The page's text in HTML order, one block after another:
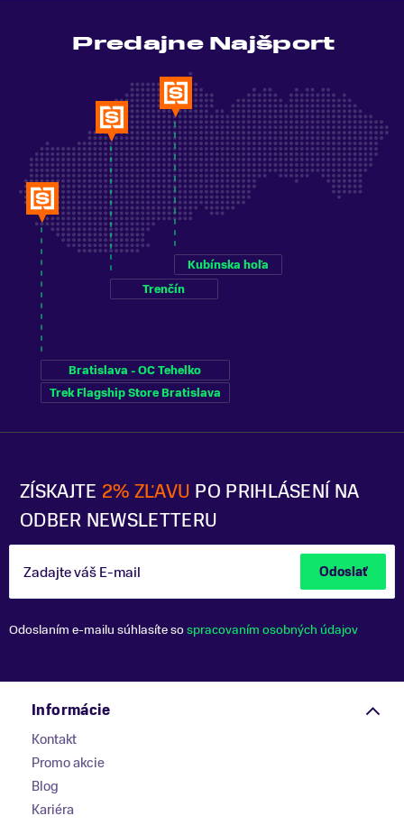
ZÍSKAJTE 2% ZĽAVU PO PRIHLÁSENÍ NA
ODBER NEWSLETTERU
Zadajte váš E-mail Odoslať
Odoslaním e-mailu súhlasíte sospracovaním osobných údajov
Predajne Najšport
Bratislava - OC Tehelko
Trek Flagship Store Bratislava
Trenčín
Kubínska hoľa
Informácie
Kontakt
Promo akcie
Blog
Kariéra